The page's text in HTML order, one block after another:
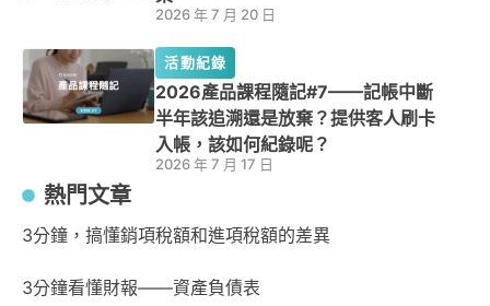
2026 年 7 月 20 日
活動紀錄
2026產品課程隨記#7——記帳中斷
半年該追溯還是放棄？提供客人刷卡
入帳，該如何紀錄呢？
2026 年 7 月 17 日
熱門文章
3分鐘，搞懂銷項稅額和進項稅額的差異
3分鐘看懂財報——資產負債表